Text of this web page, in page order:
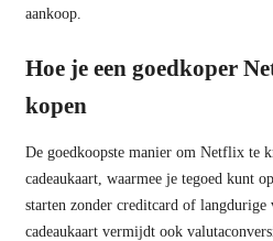
aankoop.
Hoe je een goedkoper
kopen
De goedkoopste manier om Netflix te
cadeaukaart, waarmee je tegoed kunt
starten zonder creditcard of
cadeaukaart vermijdt ook